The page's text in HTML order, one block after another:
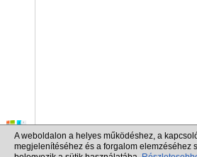
A weboldalon a helyes működéshez, a
megjelenítéséhez és a forgalom elemzéséhez